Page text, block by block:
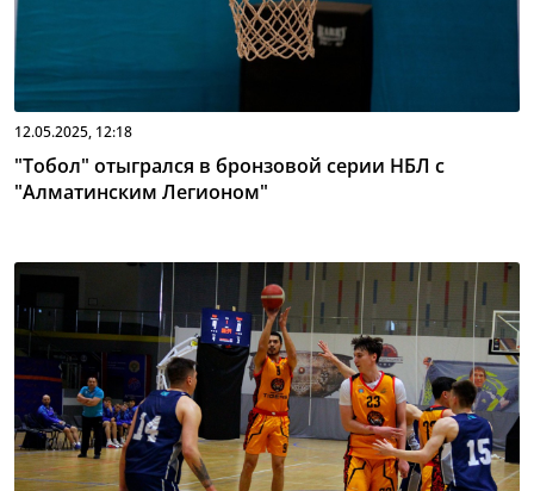
12.05.2025, 12:18
"Тобол" отыгрался в бронзовой серии НБЛ с
"Алматинским Легионом"